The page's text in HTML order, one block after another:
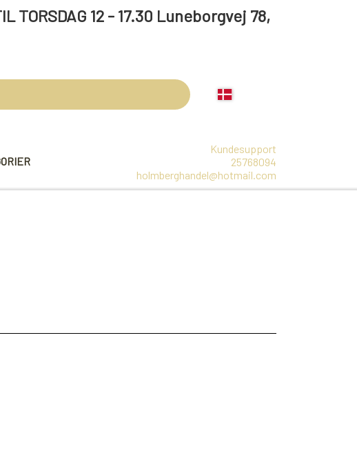
12 - 17.30 Luneborgvej 78,
Kundesupport
25768094
holmberghandel@hotmail.com